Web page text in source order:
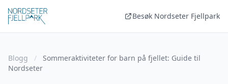
Besøk Nordseter Fjellpark
Blogg /
Sommeraktiviteter for barn på fjellet: Guide til
Nordseter